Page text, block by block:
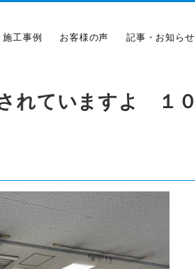
施工事例 お客様の声 記事・お知らせ
れていますよ １０